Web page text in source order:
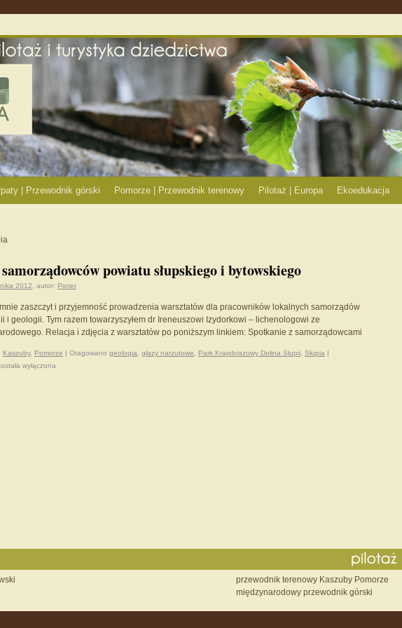
| Przewodnik górski Pomorze | Przewodnik terenowy Pilotaż | Europa Ekoedukacja
powiatu słupskiego i bytowskiego
2012 autor: Pioter
zaszczyt i przyjemność prowadzenia warsztatów dla pracowników lokalnych samorządów
i geologii. Tym razem towarzyszyłem dr Ireneuszowi Izydorkowi – lichenologowi ze
Relacja i zdjęcia z warsztatów po poniższym linkiem: Spotkanie z samorządowcami
Kaszuby, Pomorze | Otagowano geologia głazy narzutowe Park Krajobrazowy Dolina Słupii Słupia |
wyłączona
przewodnik terenowy Kaszuby Pomorze
międzynarodowy przewodnik górski